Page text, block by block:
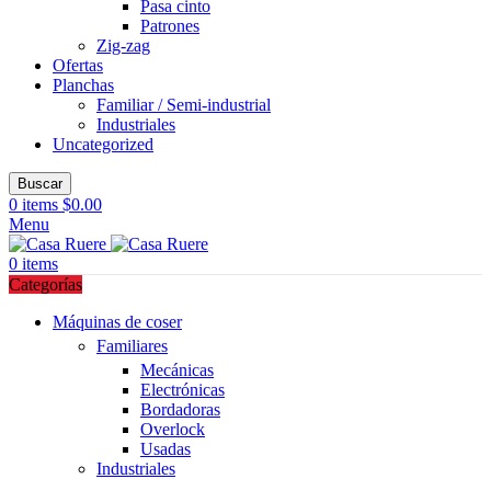
Pasa cinto
Patrones
Zig-zag
Ofertas
Planchas
Familiar / Semi-industrial
Industriales
Uncategorized
Buscar
0 items $0.00
Menu
0 items
Categorías
Máquinas de coser
Familiares
Mecánicas
Electrónicas
Bordadoras
Overlock
Usadas
Industriales